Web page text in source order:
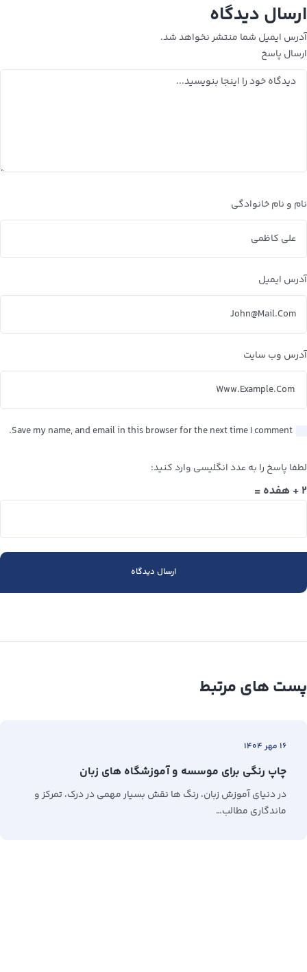
ارسال دیدگاه
آدرس ایمیل شما منتشر نخواهد شد.
ارسال پاسخ
نام و نام خانوادگی
آدرس ایمیل
آدرس وب سایت
Save my name, and email in this browser for the next time I comment.
لطفا پاسخ را به عدد انگلیسی وارد کنید:
۲ + هفده =
پست های مرتبط
۱۶ مهر ۱۴۰۴
چاپ رنگی برای موسسه و آموزشگاه های زبان
در دنیای آموزش زبان، رنگ‌ ها نقش بسیار مهمی در درک، تمرکز و
ماندگاری مطالب…